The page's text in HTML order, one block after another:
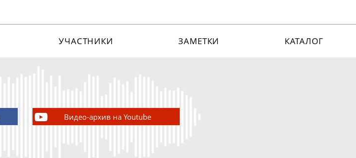
УЧАСТНИКИ ЗАМЕТКИ КАТАЛОГ
Видео-архив на Youtube